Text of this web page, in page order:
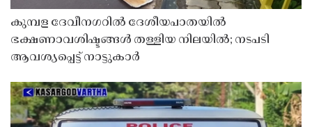
കുമ്പള ദേവീനഗറിൽ ദേശീയപാതയിൽ
ഭക്ഷണാവശിഷ്ടങ്ങൾ തള്ളിയ നിലയിൽ; നടപടി
ആവശ്യപ്പെട്ട് നാട്ടുകാർ